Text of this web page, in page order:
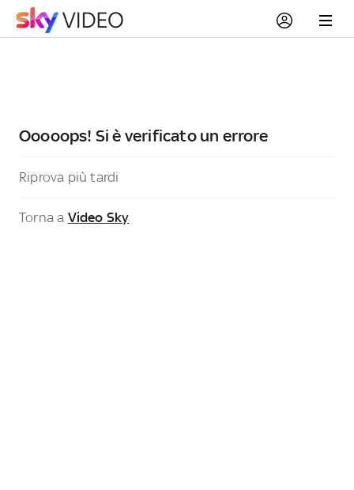
Ooooops! Si è verificato un errore
Riprova più tardi
Torna a Video Sky